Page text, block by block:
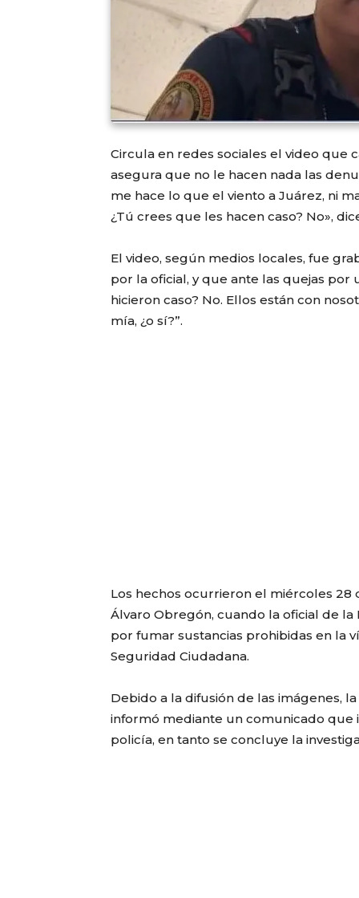
Circula en redes sociales el video que
asegura que no le hacen nada las
me hace lo que el viento a Juárez, ni
¿Tú crees que les hacen caso? No»,
El video, según medios locales, fue
por la oficial, y que ante las quejas por
hicieron caso? No. Ellos están con
mía, ¿o sí?”.
Los hechos ocurrieron el miércoles
Álvaro Obregón, cuando la oficial de
por fumar sustancias prohibidas en la
Seguridad Ciudadana.
Debido a la difusión de las imágenes,
informó mediante un comunicado que
policía, en tanto se concluye la